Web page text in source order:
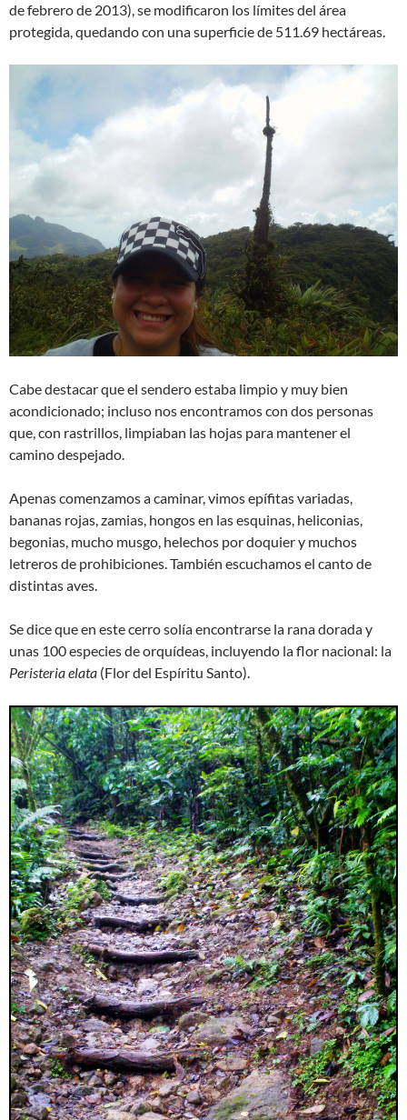
de febrero de 2013), se modificaron los límites del área
protegida, quedando con una superficie de 511.69 hectáreas.
Cabe destacar que el sendero estaba limpio y muy bien
acondicionado; incluso nos encontramos con dos personas
que, con rastrillos, limpiaban las hojas para mantener el
camino despejado.
Apenas comenzamos a caminar, vimos epífitas variadas,
bananas rojas, zamias, hongos en las esquinas, heliconias,
begonias, mucho musgo, helechos por doquier y muchos
letreros de prohibiciones. También escuchamos el canto de
distintas aves.
Se dice que en este cerro solía encontrarse la rana dorada y
unas 100 especies de orquídeas, incluyendo la flor nacional: la
Peristeria elata (Flor del Espíritu Santo).